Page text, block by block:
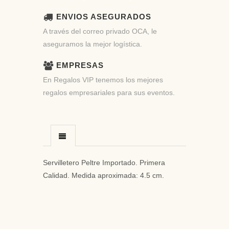
ENVIOS ASEGURADOS
A través del correo privado OCA, le
aseguramos la mejor logística.
EMPRESAS
En Regalos VIP tenemos los mejores
regalos empresariales para sus eventos.
Servilletero Peltre Importado. Primera
Calidad. Medida aproximada: 4.5 cm.